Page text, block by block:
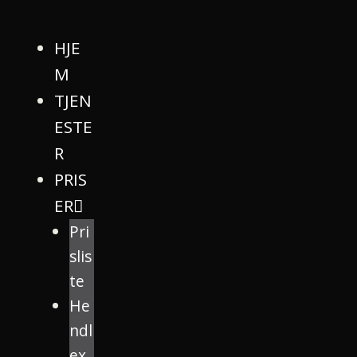
HJE
M
TJEN
ESTE
R
PRIS
ER
Pri
slis
te
He
ndl